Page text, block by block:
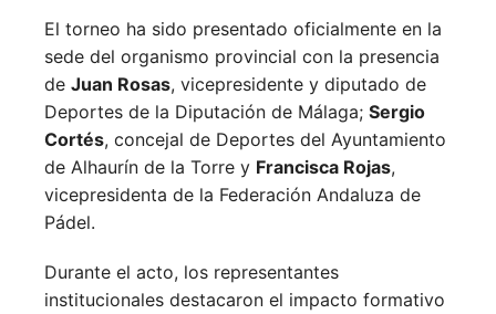
El torneo ha sido presentado oficialmente en la
sede del organismo provincial con la presencia
de Juan Rosas, vicepresidente y diputado de
Deportes de la Diputación de Málaga; Sergio
Cortés, concejal de Deportes del Ayuntamiento
de Alhaurín de la Torre y Francisca Rojas,
vicepresidenta de la Federación Andaluza de
Pádel.
Durante el acto, los representantes
institucionales destacaron el impacto formativo